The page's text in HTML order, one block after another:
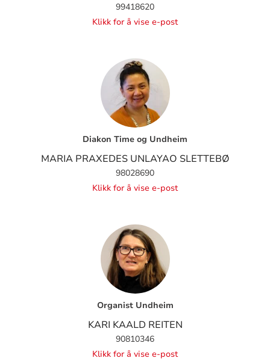
99418620
Klikk for å vise e-post
Diakon Time og Undheim
MARIA PRAXEDES UNLAYAO SLETTEBØ
98028690
Klikk for å vise e-post
Organist Undheim
KARI KAALD REITEN
90810346
Klikk for å vise e-post